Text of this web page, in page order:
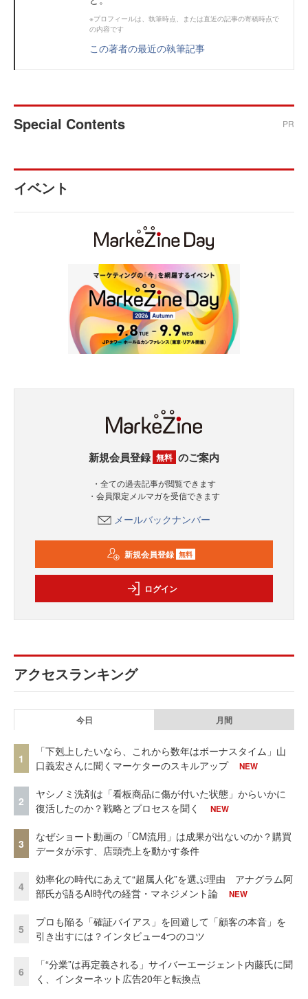
※プロフィールは、執筆時点、または直近の記事の寄稿時点で
の内容です
この著者の最近の執筆記事
Special Contents PR
イベント
新規会員登録 無料 のご案内
・全ての過去記事が閲覧できます
・会員限定メルマガを受信できます
メールバックナンバー
新規会員登録 無料
ログイン
アクセスランキング
今日 月間
1
「下剋上したいなら、これから数年はボーナスタイム」山
口義宏さんに聞くマーケターのスキルアップ
NEW
2
ヤシノミ洗剤は「看板商品に傷が付いた状態」からいかに
復活したのか？戦略とプロセスを聞く
NEW
3
なぜショート動画の「CM流用」は成果が出ないのか？購買
データが示す、店頭売上を動かす条件
4
効率化の時代にあえて“超属人化”を選ぶ理由 アナグラム阿
部氏が語るAI時代の経営・マネジメント論
NEW
5
プロも陥る「確証バイアス」を回避して「顧客の本音」を
引き出すには？インタビュー4つのコツ
6
「“分業”は再定義される」サイバーエージェント内藤氏に聞
く、インターネット広告20年と転換点